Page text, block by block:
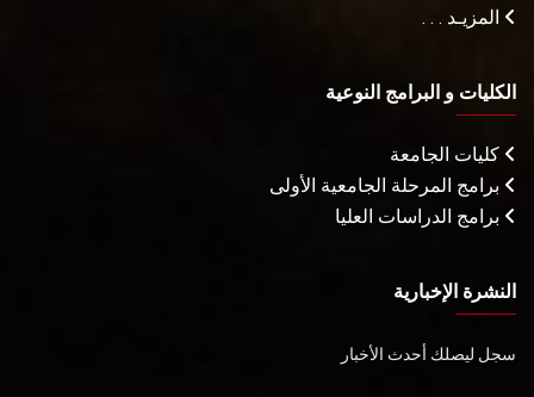
المزيـد . . .
الكليات و البرامج النوعية
كليات الجامعة
برامج المرحلة الجامعية الأولى
برامج الدراسات العليا
النشرة الإخبارية
سجل ليصلك أحدث الأخبار